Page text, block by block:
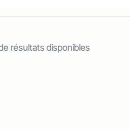
résultats disponibles